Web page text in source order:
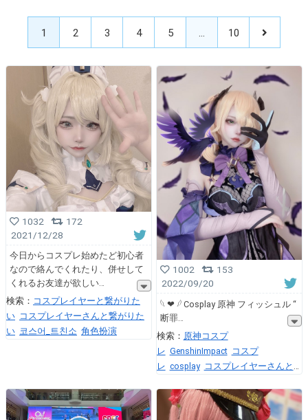
1 2 3 4 5 … 10
1032
172
2021/12/28
今日からコスプレ始めたど初心者
なので絡んでくれたり、併せして
くれるお友達が欲しい
検索： コスプレイヤーと繋がりた
い コスプレイヤーさんと繋がりた
い 코스어_트친소 角色扮演
1002
153
2022/09/20
𓆩 ︎︎︎︎❤︎︎ 𓆪︎︎︎︎ Cosplay 原神 フィッシュル “
断罪
検索： 原神コスプ
レ GenshinImpact コスプ
レ cosplay コスプレイヤーさんと